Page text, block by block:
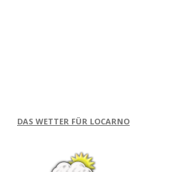
DAS WETTER FÜR LOCARNO